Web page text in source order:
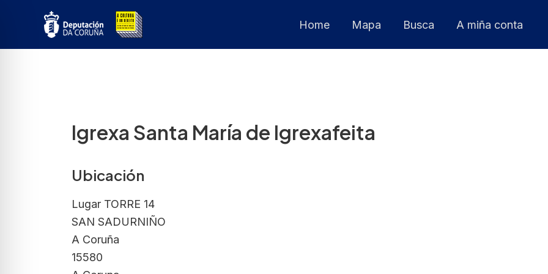
Home Mapa Busca A miña conta
Igrexa Santa María de Igrexafeita
Ubicación
Lugar TORRE 14
SAN SADURNIÑO
A Coruña
15580